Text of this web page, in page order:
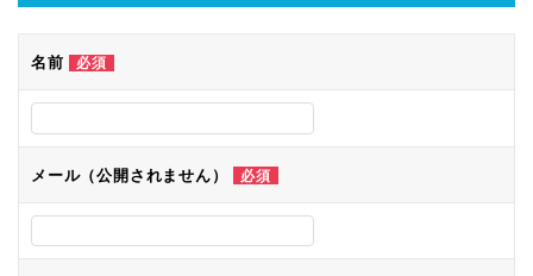
名前 必須
メール（公開されません） 必須